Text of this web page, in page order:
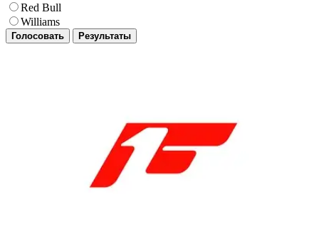
Red Bull
Williams
Голосовать Результаты